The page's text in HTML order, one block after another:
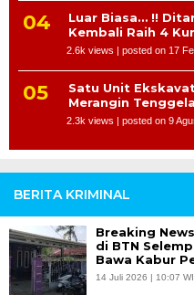
Luar Biasa… !!
Kembali Raih 4
2.6k views | posted on 17
Satu Unit
Merangin
2.3k views | posted on 9
BERITA KRIMINAL
Breaking
di BTN
Bawa Kabur
14 Juli 2026 | 10:07